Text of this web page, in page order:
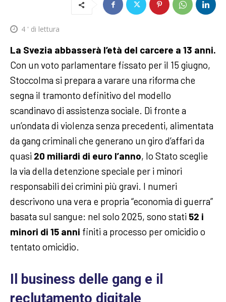
4 ' di lettura
La Svezia abbasserà l’età del carcere a 13 anni.
Con un voto parlamentare fissato per il 15 giugno,
Stoccolma si prepara a varare una riforma che
segna il tramonto definitivo del modello
scandinavo di assistenza sociale. Di fronte a
un’ondata di violenza senza precedenti, alimentata
da gang criminali che generano un giro d’affari da
quasi 20 miliardi di euro l’anno, lo Stato sceglie
la via della detenzione speciale per i minori
responsabili dei crimini più gravi. I numeri
descrivono una vera e propria “economia di guerra”
basata sul sangue: nel solo 2025, sono stati 52 i
minori di 15 anni finiti a processo per omicidio o
tentato omicidio.
Il business delle gang e il
reclutamento digitale